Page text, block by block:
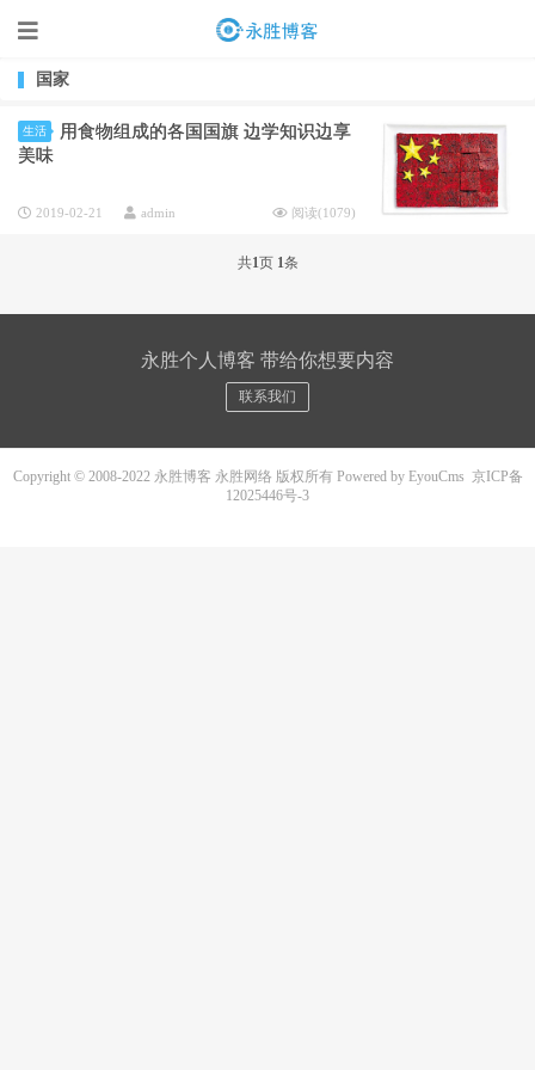
国家
生活
用食物组成的各国国旗 边学知识边享
美味
2019-02-21 admin 阅读(1079)
共1页 1条
永胜个人博客 带给你想要内容
联系我们
Copyright © 2008-2022 永胜博客 永胜网络 版权所有Powered by EyouCms 京ICP备
12025446号-3